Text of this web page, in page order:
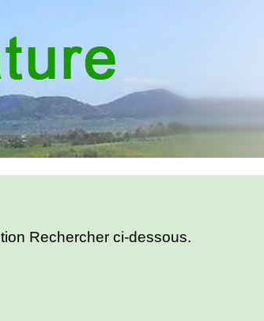
Rechercher ci-dessous.